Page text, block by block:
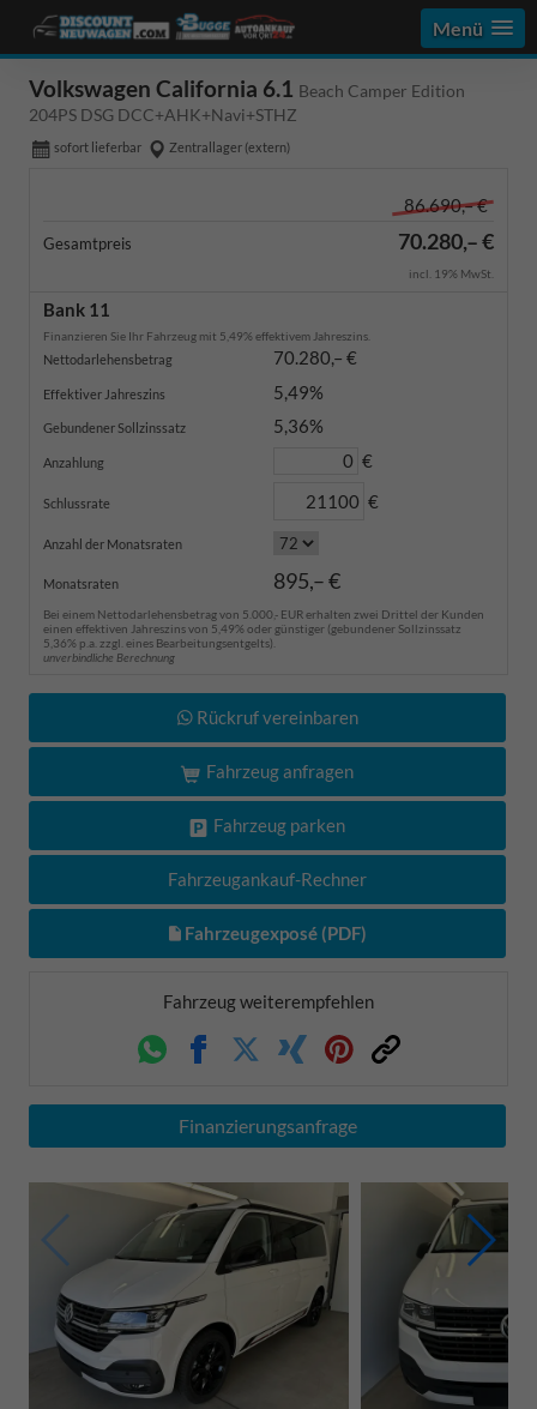
Menü
Volkswagen California 6.1 Beach Camper Edition
204PS DSG DCC+AHK+Navi+STHZ
sofort lieferbar Zentrallager (extern)
86.690,– €
Gesamtpreis 70.280,– €
incl. 19% MwSt.
Bank 11
Finanzieren Sie Ihr Fahrzeug mit 5,49% effektivem Jahreszins.
Nettodarlehensbetrag
70.280,– €
Effektiver Jahreszins 5,49%
Gebundener Sollzinssatz 5,36%
Anzahlung €
Schlussrate €
Anzahl der Monatsraten
Monatsraten 895,– €
Bei einem Nettodarlehensbetrag von 5.000,- EUR erhalten zwei Drittel der Kunden
einen effektiven Jahreszins von 5,49% oder günstiger (gebundener Sollzinssatz
5,36% p.a. zzgl. eines Bearbeitungsentgelts).
unverbindliche Berechnung
Rückruf vereinbaren
Fahrzeug anfragen
Fahrzeug parken
Fahrzeugankauf-Rechner
Fahrzeugexposé (PDF)
Fahrzeug weiterempfehlen
WhatsappFacebookTwitterXing PinterestLink
Finanzierungsanfrage